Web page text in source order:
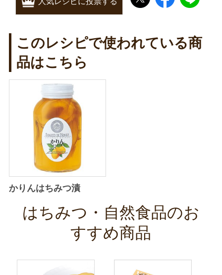
このレシピで使われている商
品はこちら
かりんはちみつ漬
はちみつ・自然食品のお
すすめ商品